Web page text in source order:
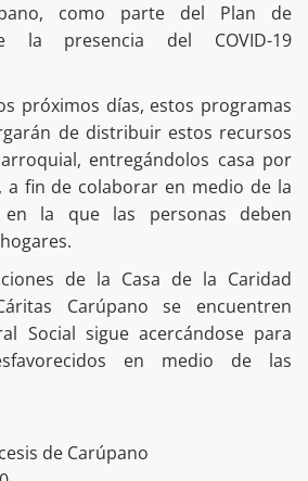
como parte del Plan de
la presencia del COVID-19
próximos días, estos programas
de distribuir estos recursos
entregándolos casa por
a fin de colaborar en medio de la
en la que las personas deben
de la Casa de la Caridad
Carúpano se encuentren
Social sigue acercándose para
en medio de las
de Carúpano